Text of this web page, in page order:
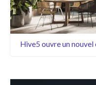
Hive5 ouvre un